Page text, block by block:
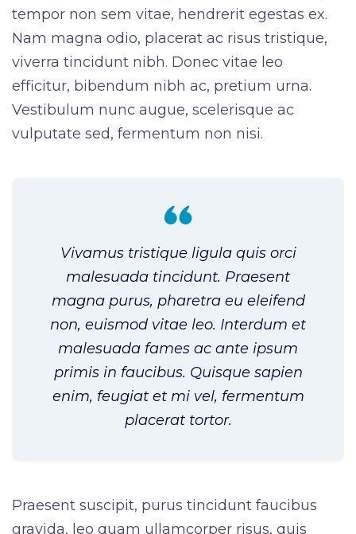
tempor non sem vitae, hendrerit egestas ex.
Nam magna odio, placerat ac risus tristique,
viverra tincidunt nibh. Donec vitae leo
efficitur, bibendum nibh ac, pretium urna.
Vestibulum nunc augue, scelerisque ac
vulputate sed, fermentum non nisi.
Vivamus tristique ligula quis orci
malesuada tincidunt. Praesent
magna purus, pharetra eu eleifend
non, euismod vitae leo. Interdum et
malesuada fames ac ante ipsum
primis in faucibus. Quisque sapien
enim, feugiat et mi vel, fermentum
placerat tortor.
Praesent suscipit, purus tincidunt faucibus
gravida, leo quam ullamcorper risus, quis